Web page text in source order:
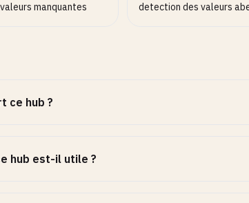
manquantes detection des valeurs
ce hub ?
hub est-il utile ?